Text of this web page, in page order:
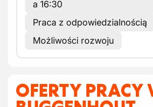
a 16:30
Praca z odpowiedzialnością
Możliwości rozwoju
OFERTY PRACY